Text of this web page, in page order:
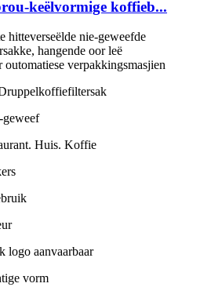
keëlvormige koffieb...
Huis. Koffie
logo aanvaarbaar
vorm